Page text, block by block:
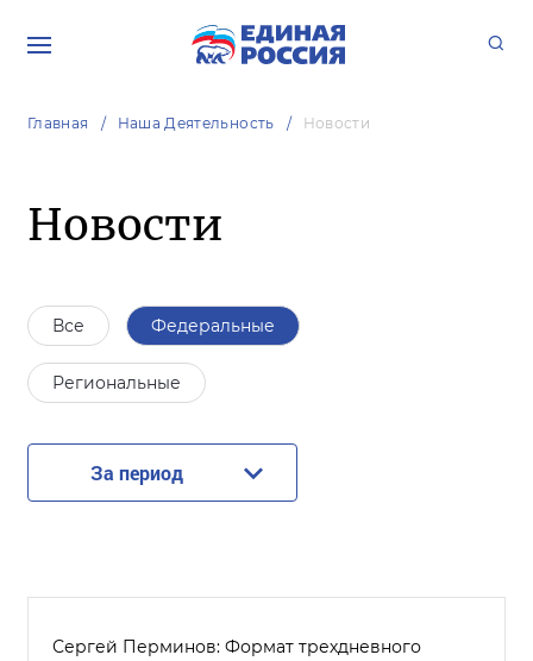
Главная Наша Деятельность Новости
Новости
Все Федеральные
Региональные
За период
Сергей Перминов: Формат трехдневного